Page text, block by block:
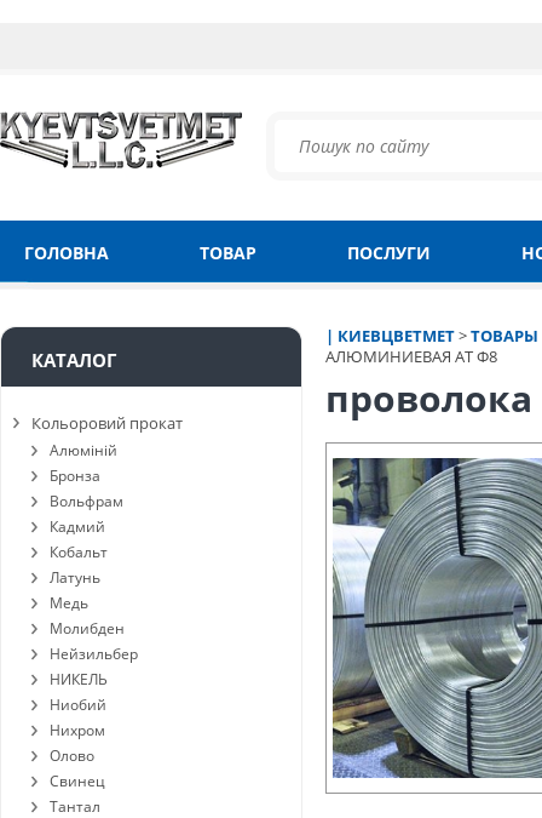
ГОЛОВНА ТОВАР ПОСЛУГИ
| КИЕВЦВЕТМЕТ>ТОВАРЫ
АЛЮМИНИЕВАЯ АТ Ф8
КАТАЛОГ
Кольоровий прокат
Алюміній
Бронза
Вольфрам
Кадмий
Кобальт
Латунь
Медь
Молибден
Нейзильбер
НИКЕЛЬ
Ниобий
Нихром
Олово
Свинец
Тантал